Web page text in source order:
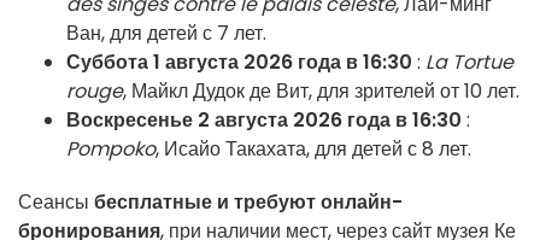
Ван, для детей с 7 лет.
Суббота 1 августа 2026 года в 16:30 : La Tortue
rouge, Майкл Дудок де Вит, для зрителей от 10 лет.
Воскресенье 2 августа 2026 года в 16:30 :
Pompoko, Исайо Такахата, для детей с 8 лет.
Сеансы бесплатные и требуют онлайн-
бронирования, при наличии мест, через сайт музея Ке